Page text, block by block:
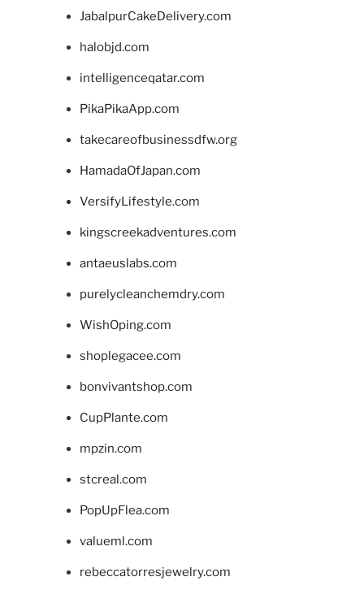
JabalpurCakeDelivery.com
halobjd.com
intelligenceqatar.com
PikaPikaApp.com
takecareofbusinessdfw.org
HamadaOfJapan.com
VersifyLifestyle.com
kingscreekadventures.com
antaeuslabs.com
purelycleanchemdry.com
WishOping.com
shoplegacee.com
bonvivantshop.com
CupPlante.com
mpzin.com
stcreal.com
PopUpFlea.com
valueml.com
rebeccatorresjewelry.com